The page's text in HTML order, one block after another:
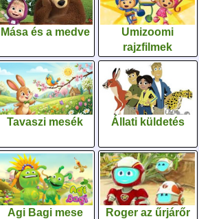
Mása és a medve
Umizoomi
rajzfilmek
Tavaszi mesék Állati küldetés
Agi Bagi mese
Roger az űrjárőr